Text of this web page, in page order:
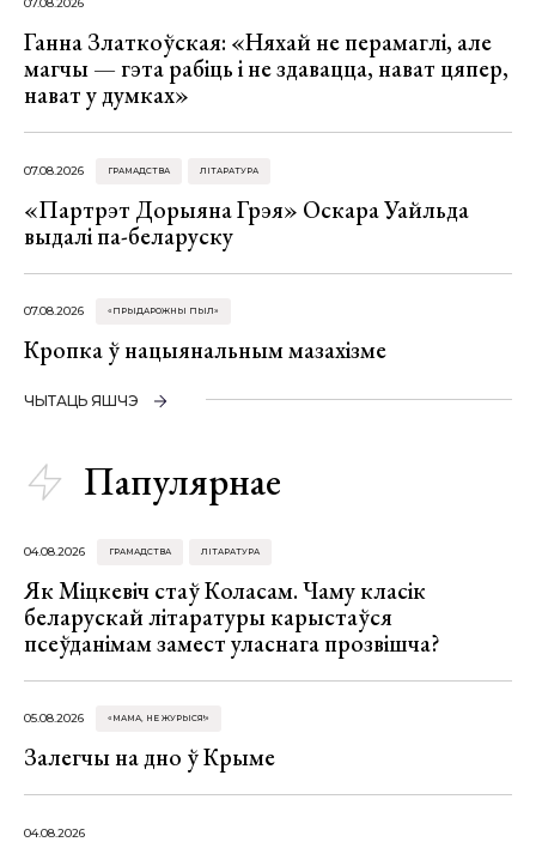
07.08.2026
Ганна Златкоўская: «Няхай не перамаглі, але
магчы — гэта рабіць і не здавацца, нават цяпер,
нават у думках»
07.08.2026 ГРАМАДСТВА ЛІТАРАТУРА
«Партрэт Дорыяна Грэя» Оскара Уайльда
выдалі па-беларуску
07.08.2026 «ПРЫДАРОЖНЫ ПЫЛ»
Кропка ў нацыянальным мазахізме
ЧЫТАЦЬ ЯШЧЭ
Папулярнае
04.08.2026 ГРАМАДСТВА ЛІТАРАТУРА
Як Міцкевіч стаў Коласам. Чаму класік
беларускай літаратуры карыстаўся
псеўданімам замест уласнага прозвішча?
05.08.2026 «МАМА, НЕ ЖУРЫСЯ!»
Залегчы на дно ў Крыме
04.08.2026